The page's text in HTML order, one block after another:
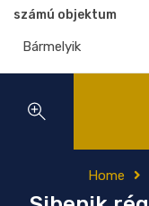
számú objektum
Home